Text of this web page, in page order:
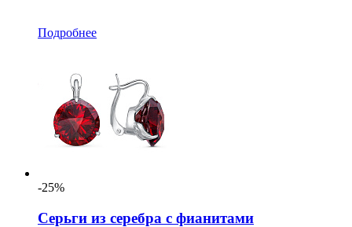
Подробнее
-25%
Серьги из серебра с фианитами